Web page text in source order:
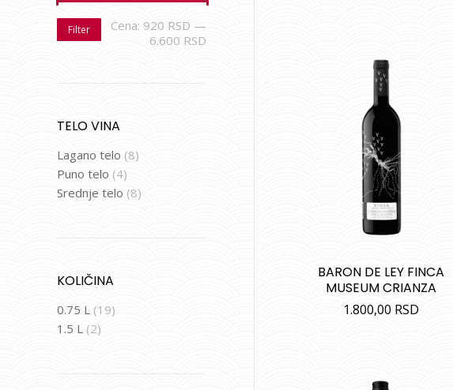
BARON DE LEY FINCA
MUSEUM CRIANZA
1.800,00 RSD
Filter Cena: 920 RSD —
6.600 RSD
TELO VINA
Lagano telo (8)
Puno telo (4)
Srednje telo (8)
KOLIČINA
0.75 L (19)
1.5 L (2)